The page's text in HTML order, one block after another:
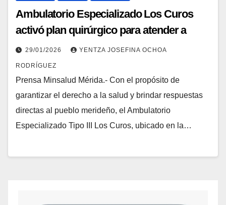
Ambulatorio Especializado Los Curos
activó plan quirúrgico para atender a
población merideña
29/01/2026 YENTZA JOSEFINA OCHOA
RODRÍGUEZ
Prensa Minsalud Mérida.- Con el propósito de
garantizar el derecho a la salud y brindar respuestas
directas al pueblo merideño, el Ambulatorio
Especializado Tipo III Los Curos, ubicado en la…